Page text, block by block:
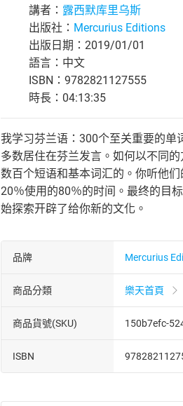
講者： 露西默库里乌斯
出版社： Mercurius Editions
出版日期：2019/01/01
語言：中文
ISBN：9782821127555
時長：04:13:35
我学习芬兰语：300个至关重要的
多数居住在芬兰发言。如何以不同
数百个短语和基本词汇的。你听他
20％使用的80％的时间。最终的目
始探索开辟了给你新的文化。
品牌 Mercurius
商品分類 樂天首頁
商品貨號(SKU) 150b7efc-
ISBN